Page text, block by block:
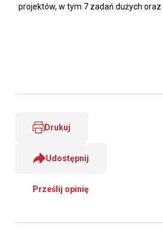
projektów, w tym 7 zadań dużych oraz
Drukuj
Udostępnij
Prześlij opinię